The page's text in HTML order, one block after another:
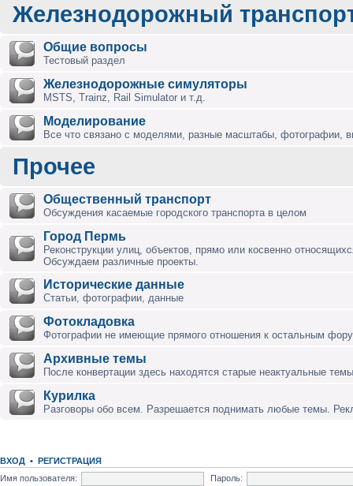
Железнодорожный
Общие вопросы
Тестовый раздел
Железнодорожные симуляторы
MSTS, Trainz, Rail Simulator и т.д.
Моделирование
Все что связано с моделями, разные масштабы, фотографии,
Прочее
Общественный транспорт
Обсуждения касаемые городского транспорта в целом
Город Пермь
Реконструкции улиц, объектов, прямо или косвенно
Обсуждаем различные проекты.
Исторические данные
Статьи, фотографии, данные
Фотокладовка
Фотографии не имеющие прямого отношения к остальным
Архивные темы
После конвертации здесь находятся старые неактуальные
Курилка
Разговоры обо всем. Разрешается поднимать любые темы.
ВХОД • РЕГИСТРАЦИЯ
Имя пользователя:
Пароль: